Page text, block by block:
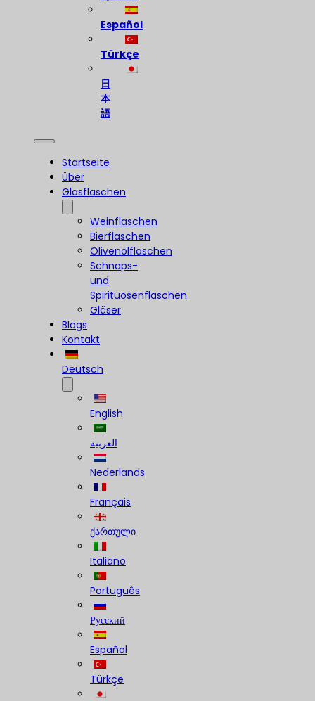
Español
Türkçe
日
本
語
Startseite
Über
Glasflaschen
Weinflaschen
Bierflaschen
Olivenölflaschen
Schnaps-
und
Spirituosenflaschen
Gläser
Blogs
Kontakt
Deutsch
English
العربية
Nederlands
Français
ქართული
Italiano
Português
Русский
Español
Türkçe